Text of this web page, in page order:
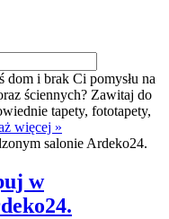
dom i brak Ci pomysłu na
ściennych? Zawitaj do
tapety, fototapety,
więcej »
w